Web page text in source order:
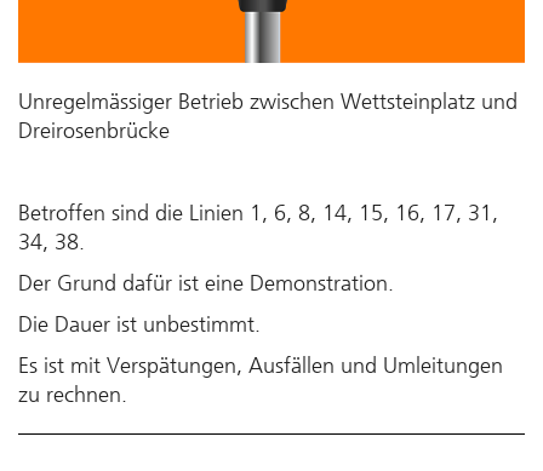
Unregelmässiger Betrieb zwischen Wettsteinplatz und
Dreirosenbrücke
Betroffen sind die Linien 1, 6, 8, 14, 15, 16, 17, 31,
34, 38.
Der Grund dafür ist eine Demonstration.
Die Dauer ist unbestimmt.
Es ist mit Verspätungen, Ausfällen und Umleitungen
zu rechnen.